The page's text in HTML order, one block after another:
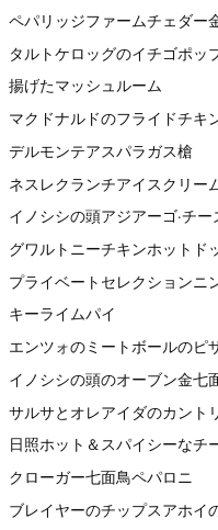
ペパリッジファームチェダー
タルトケロッグのイチゴポッ
揚げたマッシュルーム
マクドナルドのフライドチキ
デルモンテアスパラガス槍
ネスレクランチアイスクリー
イノシシの頭アジアーゴ·チー
グワルトニーチキンホットド
プライベートセレクションニ
キーライムパイ
エンツォのミートボールのピ
イノシシの頭のオーブン金七
サルサとオレアイダのカント
日照ホット＆スパイシーなチ
クローガー七面鳥ペパロニ
ブレイヤーのチップスアホイ